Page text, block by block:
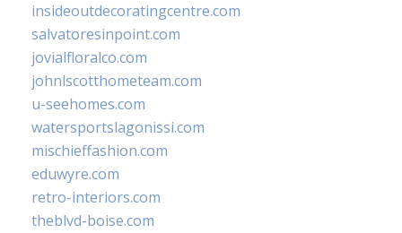
insideoutdecoratingcentre.com
salvatoresinpoint.com
jovialfloralco.com
johnlscotthometeam.com
u-seehomes.com
watersportslagonissi.com
mischieffashion.com
eduwyre.com
retro-interiors.com
theblvd-boise.com